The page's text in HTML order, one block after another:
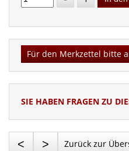
Für den Merkzettel bitte
SIE HABEN FRAGEN ZU
< > Zurück zur